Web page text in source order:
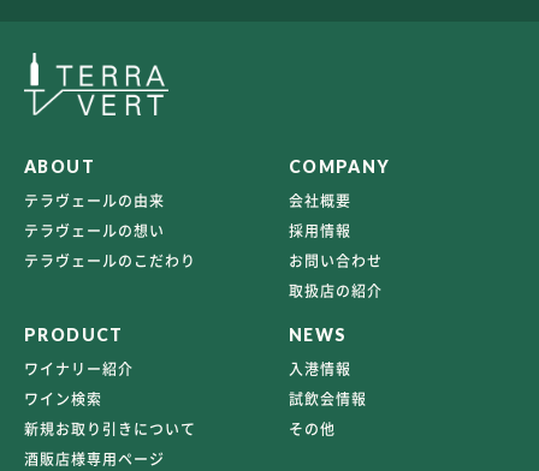
ABOUT
テラヴェールの由来
テラヴェールの想い
テラヴェールのこだわり
COMPANY
会社概要
採用情報
お問い合わせ
取扱店の紹介
PRODUCT
ワイナリー紹介
ワイン検索
新規お取り引きについて
酒販店様専用ページ
NEWS
入港情報
試飲会情報
その他